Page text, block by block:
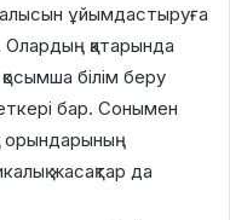
ұйымдастыруға
Олардың қатарында
білім беру
бар. Сонымен
орындарының
жасақтар да